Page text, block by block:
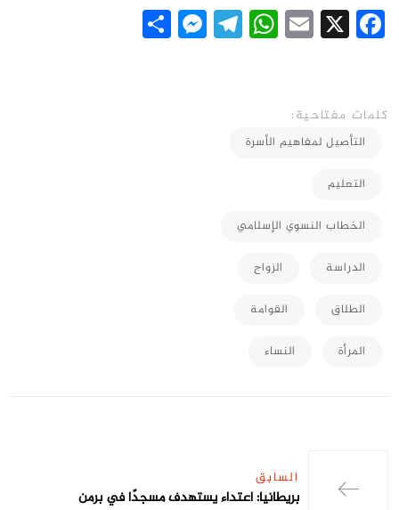
Facebook
X
Email
WhatsApp
Telegram
Messenger
كلمات مفتاحية:
التأصيل لمفاهيم الأسرة
التعليم
الخطاب النسوي الإسلامي
الدراسة الزواج
الطلاق القوامة
المرأة النساء
السابق
بريطانيا: اعتداء يستهدف مسجدًا في برمن